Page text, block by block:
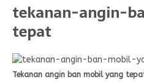
tekanan-angin-
tepat
Tekanan angin ban mobil yang